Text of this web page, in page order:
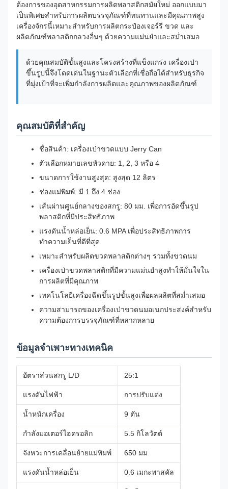
ต้องการของอุตสาหกรรมการผลิตพลาสติกสมัยใหม่ ออกแบบมา
เป็นพิเศษสำหรับการผลิตบรรจุภัณฑ์ที่ทนทานและมีคุณภาพสูง
เครื่องจักรนี้เหมาะสำหรับการผลิตกระป๋องเจอร์รี ขวด และ
ผลิตภัณฑ์พลาสติกกลวงอื่นๆ ด้วยความแม่นยำและสม่ำเสมอ
ด้วยคุณสมบัติขั้นสูงและโครงสร้างที่แข็งแกร่ง เครื่องเป่า
ขึ้นรูปนี้จึงโดดเด่นในฐานะตัวเลือกที่เชื่อถือได้สำหรับธุรกิจ
ที่มุ่งเป้าที่จะเพิ่มกำลังการผลิตและคุณภาพของผลิตภัณฑ์
คุณสมบัติที่สำคัญ
ชื่อสินค้า: เครื่องเป่าขวดแบบ Jerry Can
ตัวเลือกหมายเลขหัวดาย: 1, 2, 3 หรือ 4
ขนาดการใช้งานสูงสุด: สูงสุด 12 ลิตร
ช่องแม่พิมพ์: มี 1 ถึง 4 ช่อง
เส้นผ่านศูนย์กลางของสกรู: 80 มม. เพื่อการอัดขึ้นรูป
พลาสติกที่มีประสิทธิภาพ
แรงดันน้ำหล่อเย็น: 0.6 MPA เพื่อประสิทธิภาพการ
ทำความเย็นที่ดีที่สุด
เหมาะสำหรับผลิตขวดพลาสติกต่างๆ รวมทั้งขวดนม
เครื่องเป่าขวดพลาสติกที่มีความแม่นยำสูงทำให้มั่นใจใน
การผลิตที่มีคุณภาพ
เทคโนโลยีเครื่องฉีดขึ้นรูปขั้นสูงเพื่อผลผลิตที่สม่ำเสมอ
ความสามารถของเครื่องเป่าขวดนมอเนกประสงค์สำหรับ
ความต้องการบรรจุภัณฑ์ที่หลากหลาย
ข้อมูลจำเพาะทางเทคนิค
อัตราส่วนสกรู L/D 25:1
แรงดันไฟฟ้า การปรับแต่ง
น้ำหนักเครื่อง 9 ตัน
กำลังมอเตอร์ไฮดรอลิก 5.5 กิโลวัตต์
จังหวะการเคลื่อนย้ายแม่พิมพ์ 650 มม
แรงดันน้ำหล่อเย็น 0.6 เมกะพาสคัล